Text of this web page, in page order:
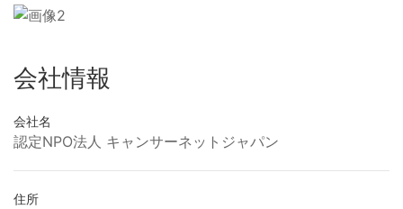
会社情報
会社名
認定NPO法人 キャンサーネットジャパン
住所